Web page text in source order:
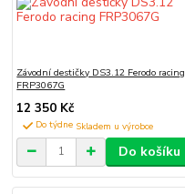
Závodní destičky DS3.12 Ferodo racing
FRP3067G
12 350 Kč
Do týdne
Do košíku